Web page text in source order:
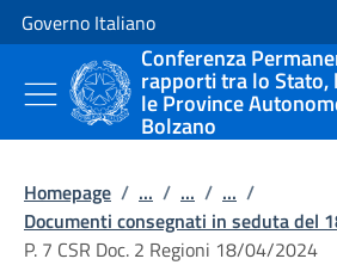
Vai al contenuto
Vai alla navigazione del sito
Governo Italiano
Conferenza
rapporti tra lo Stato,
le Province
Bolzano
Homepage / ... / ... / ... /
Documenti consegnati in seduta del
P. 7 CSR Doc. 2 Regioni 18/04/2024